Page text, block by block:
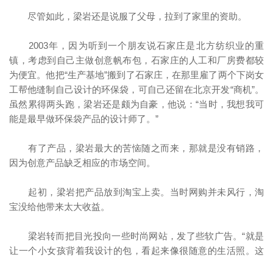
尽管如此，梁岩还是说服了父母，拉到了家里的资助。
2003年，因为听到一个朋友说石家庄是北方纺织业的重
镇，考虑到自己主做创意帆布包，石家庄的人工和厂房费都较
为便宜。他把“生产基地”搬到了石家庄，在那里雇了两个下岗女
工帮他缝制自己设计的环保袋，可自己还留在北京开发“商机”。
虽然累得两头跑，梁岩还是颇为自豪，他说：“当时，我想我可
能是最早做环保袋产品的设计师了。”
有了产品，梁岩最大的苦恼随之而来，那就是没有销路，
因为创意产品缺乏相应的市场空间。
起初，梁岩把产品放到淘宝上卖。当时网购并未风行，淘
宝没给他带来太大收益。
梁岩转而把目光投向一些时尚网站，发了些软广告。“就是
让一个小女孩背着我设计的包，看起来像很随意的生活照。这